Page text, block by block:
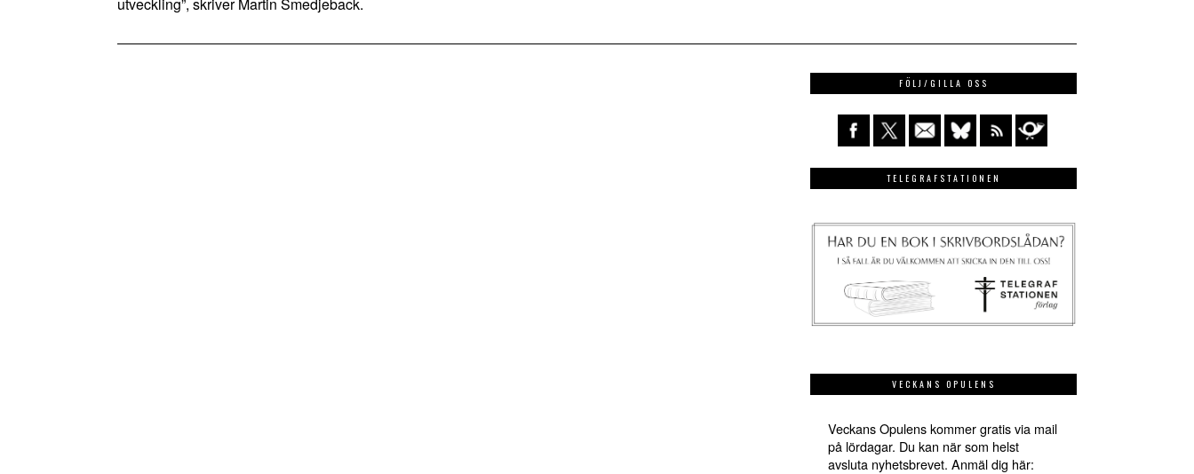
utveckling”, skriver Martin Smedjeback.
FÖLJ/GILLA OSS
TELEGRAFSTATIONEN
VECKANS OPULENS
Veckans Opulens kommer gratis via mail
på lördagar. Du kan när som helst
avsluta nyhetsbrevet. Anmäl dig här: